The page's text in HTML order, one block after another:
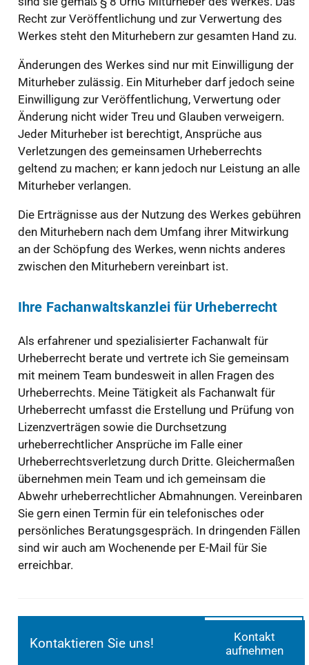
Recht zur Veröffentlichung und zur Verwertung des
Werkes steht den Miturhebern zur gesamten Hand zu.
Änderungen des Werkes sind nur mit Einwilligung der
Miturheber zulässig. Ein Miturheber darf jedoch seine
Einwilligung zur Veröffentlichung, Verwertung oder
Änderung nicht wider Treu und Glauben verweigern.
Jeder Miturheber ist berechtigt, Ansprüche aus
Verletzungen des gemeinsamen Urheberrechts
geltend zu machen; er kann jedoch nur Leistung an alle
Miturheber verlangen.
Die Erträgnisse aus der Nutzung des Werkes gebühren
den Miturhebern nach dem Umfang ihrer Mitwirkung
an der Schöpfung des Werkes, wenn nichts anderes
zwischen den Miturhebern vereinbart ist.
Ihre Fachanwaltskanzlei für Urheberrecht
Als erfahrener und spezialisierter Fachanwalt für
Urheberrecht berate und vertrete ich Sie gemeinsam
mit meinem Team bundesweit in allen Fragen des
Urheberrechts. Meine Tätigkeit als Fachanwalt für
Urheberrecht umfasst die Erstellung und Prüfung von
Lizenzverträgen sowie die Durchsetzung
urheberrechtlicher Ansprüche im Falle einer
Urheberrechtsverletzung durch Dritte. Gleichermaßen
übernehmen mein Team und ich gemeinsam die
Abwehr urheberrechtlicher Abmahnungen. Vereinbaren
Sie gern einen Termin für ein telefonisches oder
persönliches Beratungsgespräch. In dringenden Fällen
sind wir auch am Wochenende per E-Mail für Sie
erreichbar.
Kontaktieren Sie uns!
Kontakt
aufnehmen